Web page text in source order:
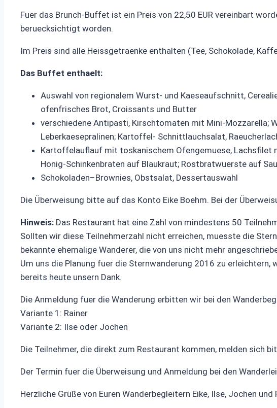
Fuer das Brunch-Buffet ist ein Preis von 22,50 EUR vereinbart
beruecksichtigt worden.
Im Preis sind alle Heissgetraenke enthalten (Tee, Schokolade,
Das Buffet enthaelt:
Auswahl von regionalem Wurst- und Kaeseaufschnitt,
ofenfrisches Brot, Croissants und Butter
verschiedene Antipasti, Kirschtomaten mit Mini-Mozzarella;
Leberkaesepralinen; Kartoffel- Schnittlauchsalat,
Kartoffelauflauf mit toskanischem Ofengemuese, Lachsfilet
Honig-Schinkenbraten auf Blaukraut; Rostbratwuerste auf
Schokoladen–Brownies, Obstsalat, Dessertauswahl
Die Überweisung bitte auf das Konto Eike Boehm. Bei der
Hinweis: Das Restaurant hat eine Zahl von mindestens 50
Sollten wir diese Teilnehmerzahl nicht erreichen, muesste die
bekannte ehemalige Wanderer, die von uns nicht mehr
Um uns die Planung fuer die Sternwanderung 2016 zu
bereits heute unsern Dank.
Die Anmeldung fuer die Wanderung erbitten wir bei den
Variante 1: Rainer
Variante 2: Ilse oder Jochen
Die Teilnehmer, die direkt zum Restaurant kommen, melden sich
Der Termin fuer die Überweisung und Anmeldung bei den
Herzliche Grüße von Euren Wanderbegleitern Eike, Ilse, Jochen und